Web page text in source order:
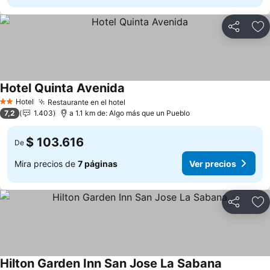
Compartir
2 Estrellas
Hotel Restaurante en el hotel
Hotel Quinta Avenida
7,2 1.403 a 1.1 km de: Algo más que un Pueblo
De $ 103.616
Mira precios de 7 páginas Ver precios
Compartir
Hilton Garden Inn San Jose La Sabana